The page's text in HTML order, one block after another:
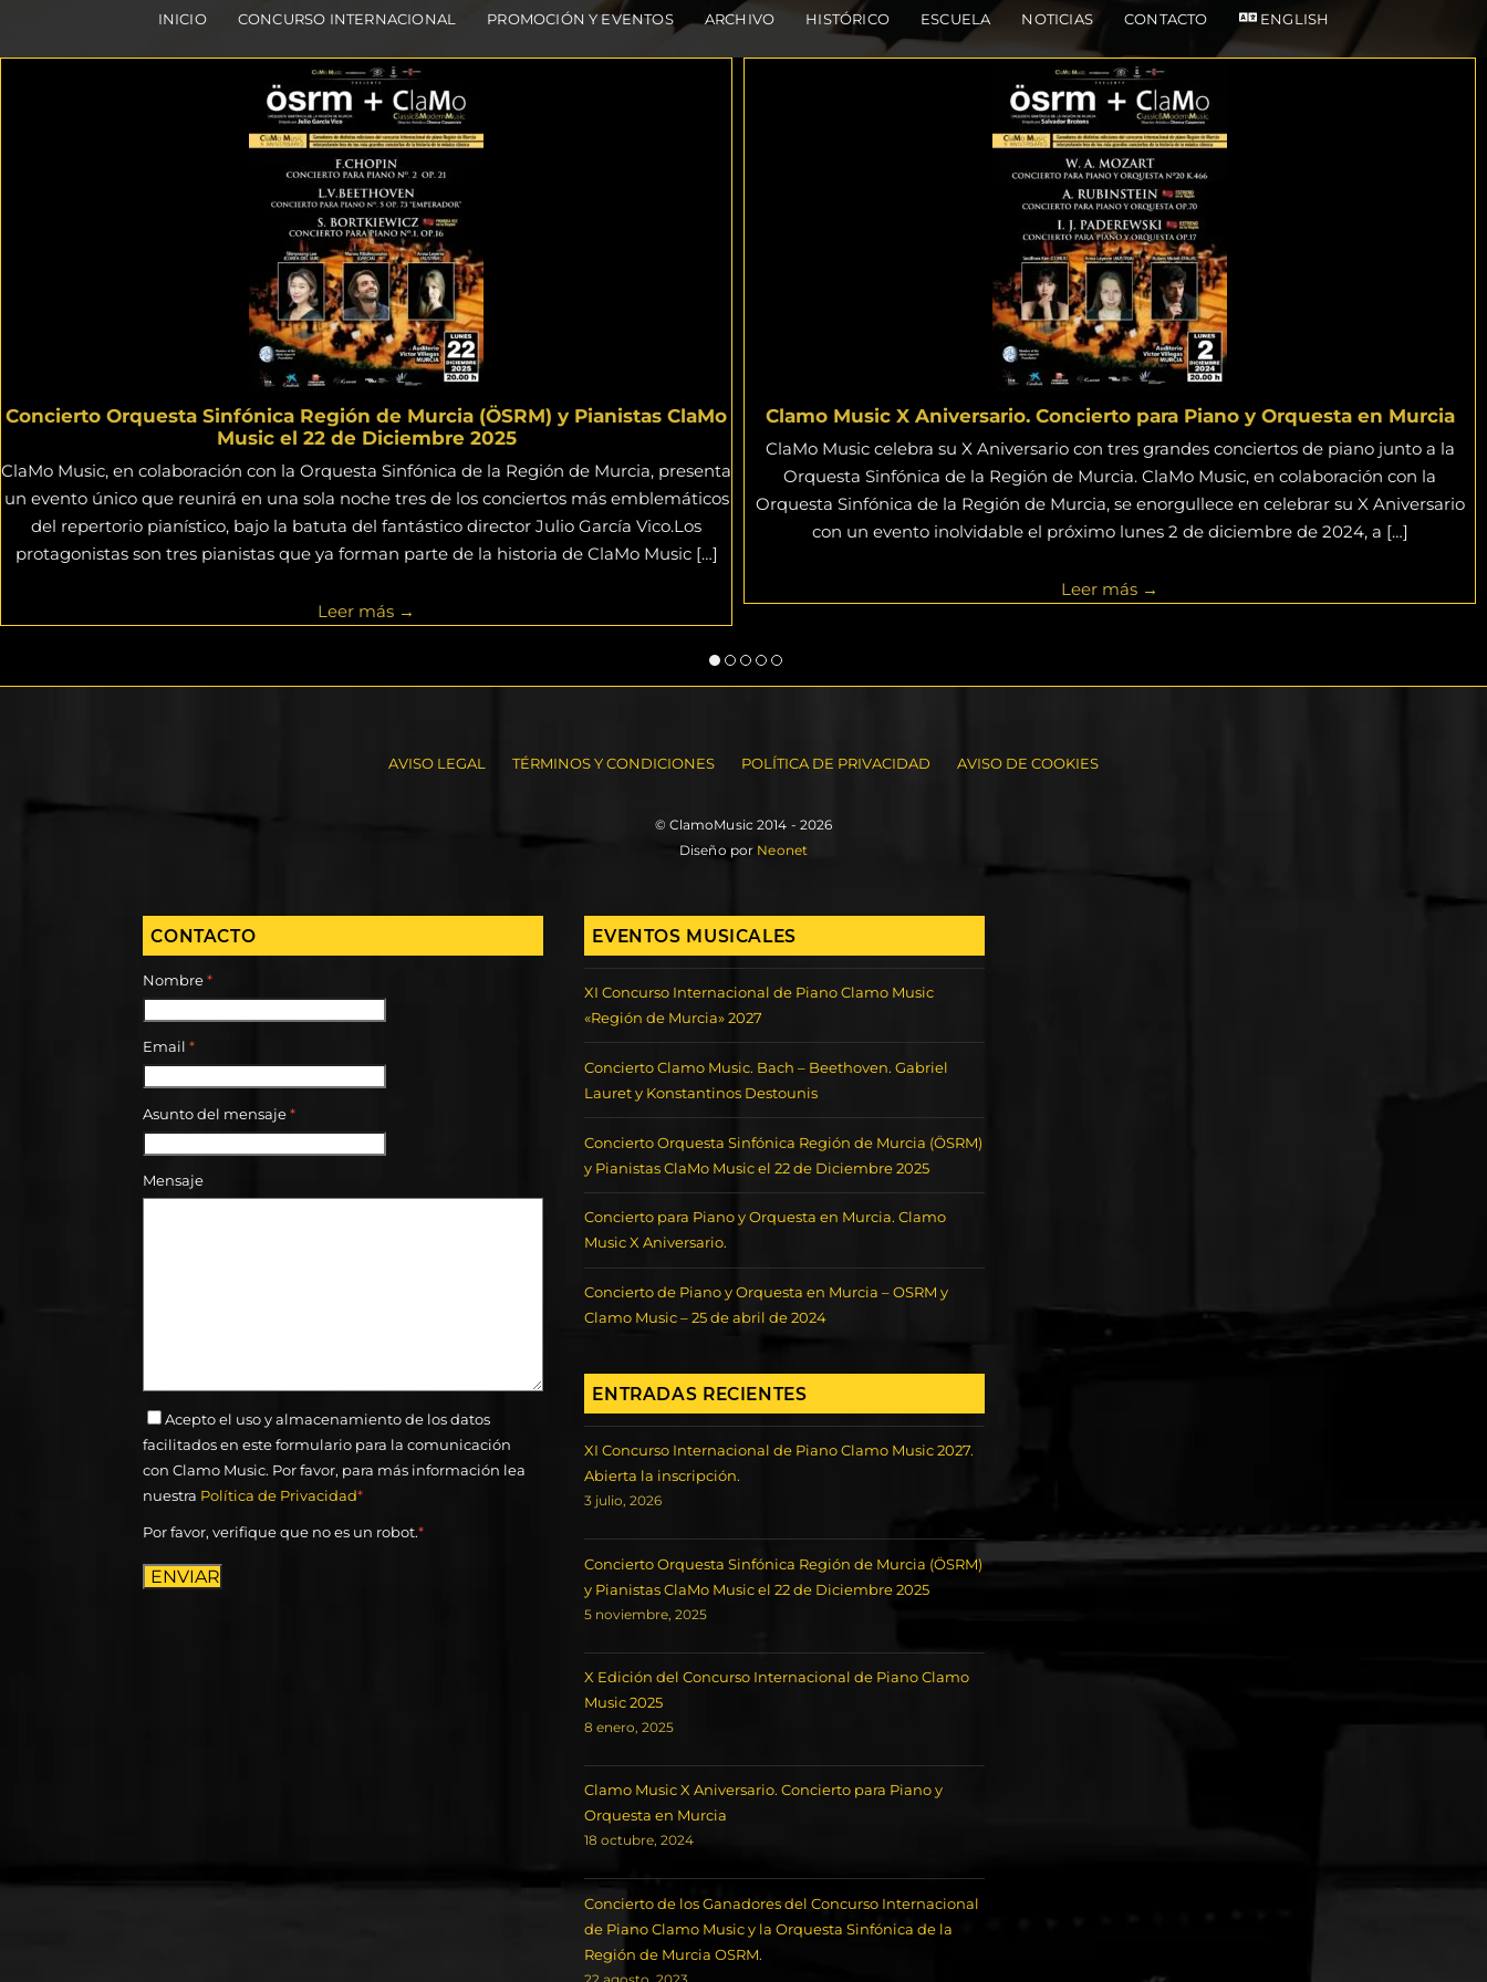
INICIO CONCURSO INTERNACIONAL PROMOCIÓN Y EVENTOS ARCHIVO HISTÓRICO ESCUELA NOTICIAS CONTACTO ENGLISH
Concierto Orquesta Sinfónica Región de Murcia (ÖSRM) y Pianistas ClaMo
Music el 22 de Diciembre 2025
ClaMo Music, en colaboración con la Orquesta Sinfónica de la Región de Murcia, presenta
un evento único que reunirá en una sola noche tres de los conciertos más emblemáticos
del repertorio pianístico, bajo la batuta del fantástico director Julio García Vico.Los
protagonistas son tres pianistas que ya forman parte de la historia de ClaMo Music […]
Leer más →
Clamo Music X Aniversario. Concierto para Piano y Orquesta en Murcia
ClaMo Music celebra su X Aniversario con tres grandes conciertos de piano junto a la
Orquesta Sinfónica de la Región de Murcia. ClaMo Music, en colaboración con la
Orquesta Sinfónica de la Región de Murcia, se enorgullece en celebrar su X Aniversario
con un evento inolvidable el próximo lunes 2 de diciembre de 2024, a […]
Leer más →
AVISO LEGAL TÉRMINOS Y CONDICIONES POLÍTICA DE PRIVACIDAD AVISO DE COOKIES
© ClamoMusic 2014 - 2026
Diseño por Neonet
CONTACTO
Nombre*
Email*
Asunto del mensaje*
Mensaje
Acepto el uso y almacenamiento de los datos
facilitados en este formulario para la comunicación
con Clamo Music. Por favor, para más información lea
nuestra Política de Privacidad*
Por favor, verifique que no es un robot.*
ENVIAR
EVENTOS MUSICALES
XI Concurso Internacional de Piano Clamo Music
«Región de Murcia» 2027
Concierto Clamo Music. Bach – Beethoven. Gabriel
Lauret y Konstantinos Destounis
Concierto Orquesta Sinfónica Región de Murcia (ÖSRM)
y Pianistas ClaMo Music el 22 de Diciembre 2025
Concierto para Piano y Orquesta en Murcia. Clamo
Music X Aniversario.
Concierto de Piano y Orquesta en Murcia – OSRM y
Clamo Music – 25 de abril de 2024
ENTRADAS RECIENTES
XI Concurso Internacional de Piano Clamo Music 2027.
Abierta la inscripción.
3 julio, 2026
Concierto Orquesta Sinfónica Región de Murcia (ÖSRM)
y Pianistas ClaMo Music el 22 de Diciembre 2025
5 noviembre, 2025
X Edición del Concurso Internacional de Piano Clamo
Music 2025
8 enero, 2025
Clamo Music X Aniversario. Concierto para Piano y
Orquesta en Murcia
18 octubre, 2024
Concierto de los Ganadores del Concurso Internacional
de Piano Clamo Music y la Orquesta Sinfónica de la
Región de Murcia OSRM.